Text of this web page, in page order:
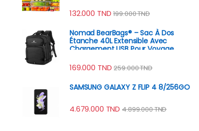
132.000 TND 199.000TND
Nomad BearBags® – Sac À Dos
Étanche 40L Extensible Avec
Chargement USB Pour Voyage
169.000 TND 259.000TND
SAMSUNG GALAXY Z FLIP 4 8/256GO
4.679.000 TND 4.899.000TND